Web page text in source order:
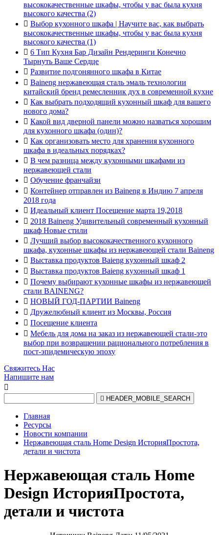
высококачественные шкафы, чтобы у вас была кухня
высокого качества (2)
 Выбор кухонного шкафа | Научите вас, как выбрать
высококачественные шкафы, чтобы у вас была кухня
высокого качества (1)
 6 Тип Кухня Бар Дизайн Рендеринги Конечно
Тырнуть Ваше Сердце
 Развитие подгонянного шкафа в Китае
 Baineng нержавеющая сталь эмаль технологии
китайский бренд ремесленник дух в современной кухне
 Как выбрать подходящий кухонный шкаф для вашего
нового дома?
 Какой вид дверной панели можно назваться хорошим
для кухонного шкафа (один)?
 Как организовать место для хранения кухонного
шкафа в идеальных порядках?
 В чем разница между кухонными шкафами из
нержавеющей стали
 Обучение франчайзи
 Контейнер отправлен из Baineng в Индию 7 апреля
2018 года
 Идеальный клиент Посещение марта 19,2018
 2018 Baineng Удивительный современный кухонный
шкаф Новые стили
 Лучший выбор высококачественного кухонного
шкафа, кухонные шкафы из нержавеющей стали Baineng
 Выставка продуктов Baieng кухонный шкаф 2
 Выставка продуктов Baieng кухонный шкаф 1
 Почему выбирают кухонные шкафы из нержавеющей
стали BAINENG?
 НОВЫЙ ГОД-ПАРТИИ Baineng
 Дружелюбный клиент из Москвы, Россия
 Посещение клиента
 Мебель для дома на заказ из нержавеющей стали-это
выбор при возвращении рационального потребления в
пост-эпидемическую эпоху
Свяжитесь Нас
Напишите нам

 HEADER_MOBILE_SEARCH
Главная
Ресурсы
Новости компании
Нержавеющая сталь Home Design ИсторияПростота,
детали и чистота
Нержавеющая сталь Home
Design ИсторияПростота,
детали и чистота